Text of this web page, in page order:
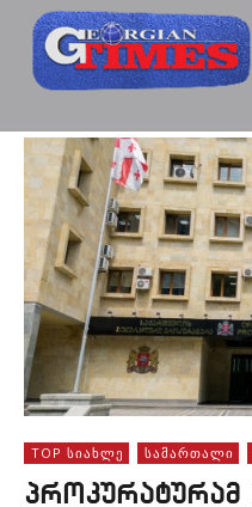
TOP ᲡᲘᲐᲮᲚᲔ ᲡᲐᲛᲐᲠᲗᲐᲚᲘ
პროკურატურამ